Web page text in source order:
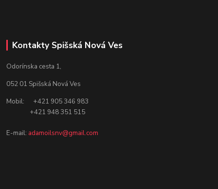
Kontakty Spišská Nová Ves
Odorínska cesta 1,
052 01 Spišská Nová Ves
Mobil: +421 905 346 983
+421 948 351 515
E-mail: adamoilsnv@gmail.com